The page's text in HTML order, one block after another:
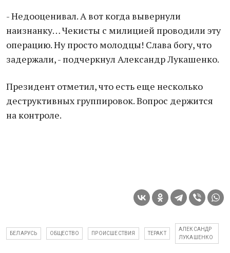
- Недооценивал. А вот когда вывернули
наизнанку… Чекисты с милицией проводили эту
операцию. Ну просто молодцы! Слава богу, что
задержали, - подчеркнул Александр Лукашенко.
Президент отметил, что есть еще несколько
деструктивных группировок. Вопрос держится
на контроле.
БЕЛАРУСЬ ОБЩЕСТВО ПРОИСШЕСТВИЯ ТЕРАКТ
АЛЕКСАНДР
ЛУКАШЕНКО